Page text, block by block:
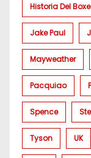
Historia Del
Jake Paul
Mayweather
Pacquiao
Spence
Tyson UK